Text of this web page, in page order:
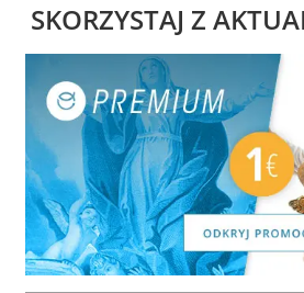
SKORZYSTAJ Z